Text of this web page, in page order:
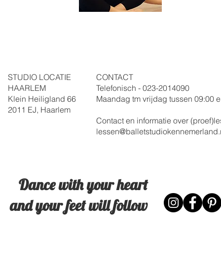
STUDIO LOCATIE
HAARLEM
Klein Heiligland 66
2011 EJ, Haarlem
CONTACT
Telefonisch - 023-2014090
Maandag tm vrijdag tussen 09:00
Contact en informatie over
Dance with your heart
and your feet will follow